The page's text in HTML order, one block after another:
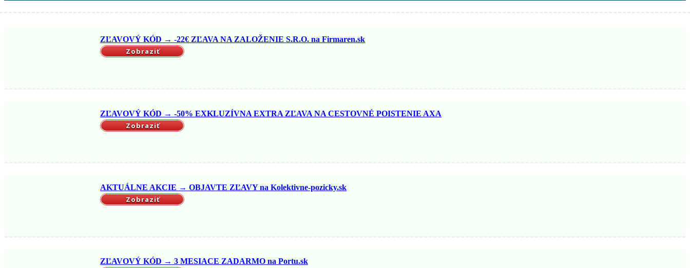
ZĽAVOVÝ KÓD → -22€ ZĽAVA NA ZALOŽENIE S.R.O. na Firmaren.sk
Zobraziť
ZĽAVOVÝ KÓD → -50% EXKLUZÍVNA EXTRA ZĽAVA NA CESTOVNÉ POISTENIE AXA
Zobraziť
AKTUÁLNE AKCIE → OBJAVTE ZĽAVY na Kolektivne-pozicky.sk
Zobraziť
ZĽAVOVÝ KÓD → 3 MESIACE ZADARMO na Portu.sk